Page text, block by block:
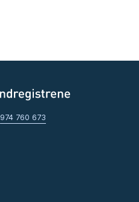
974 760 673